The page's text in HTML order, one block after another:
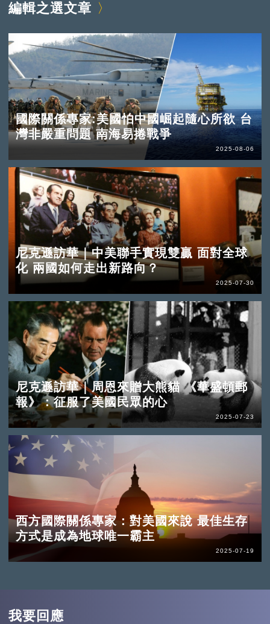
編輯之選文章
國際關係專家:美國怕中國崛起隨心所欲 台
灣非嚴重問題 南海易捲戰爭
2025-08-06
尼克遜訪華｜中美聯手實現雙贏 面對全球
化 兩國如何走出新路向？
2025-07-30
尼克遜訪華｜周恩來贈大熊貓 《華盛頓郵
報》：征服了美國民眾的心
2025-07-23
西方國際關係專家：對美國來說 最佳生存
方式是成為地球唯一霸主
2025-07-19
我要回應